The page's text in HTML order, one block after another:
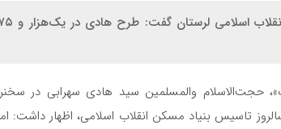
حجت‌الاسلام والمسلمین سید هادی سهرابی در
تاسیس بنیاد مسکن انقلاب اسلامی، اظهار داشت: